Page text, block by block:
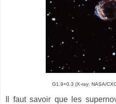
G1.9+0.3 (X-ray: NASA/
Il faut savoir que les